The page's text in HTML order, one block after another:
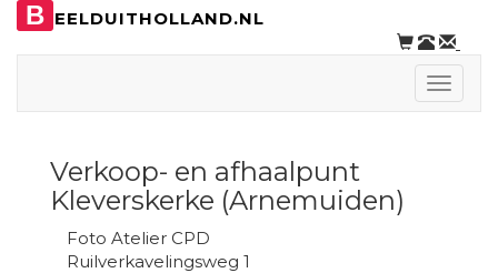
B EELDUITHOLLAND.NL
Toggle
Verkoop- en afhaalpunt
Kleverskerke (Arnemuiden)
Foto Atelier CPD
Ruilverkavelingsweg 1